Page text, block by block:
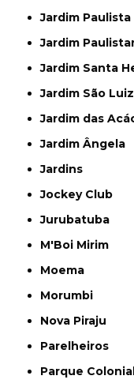
Jardim Paulista
Jardim
Jardim Santa
Jardim São Luiz
Jardim das
Jardim Ângela
Jardins
Jockey Club
Jurubatuba
M'Boi Mirim
Moema
Morumbi
Nova Piraju
Parelheiros
Parque